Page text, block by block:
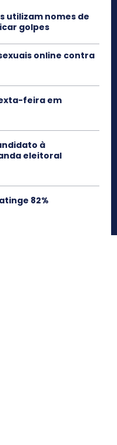
utilizam nomes de
golpes
online contra
feira em
à
eleitoral
82%